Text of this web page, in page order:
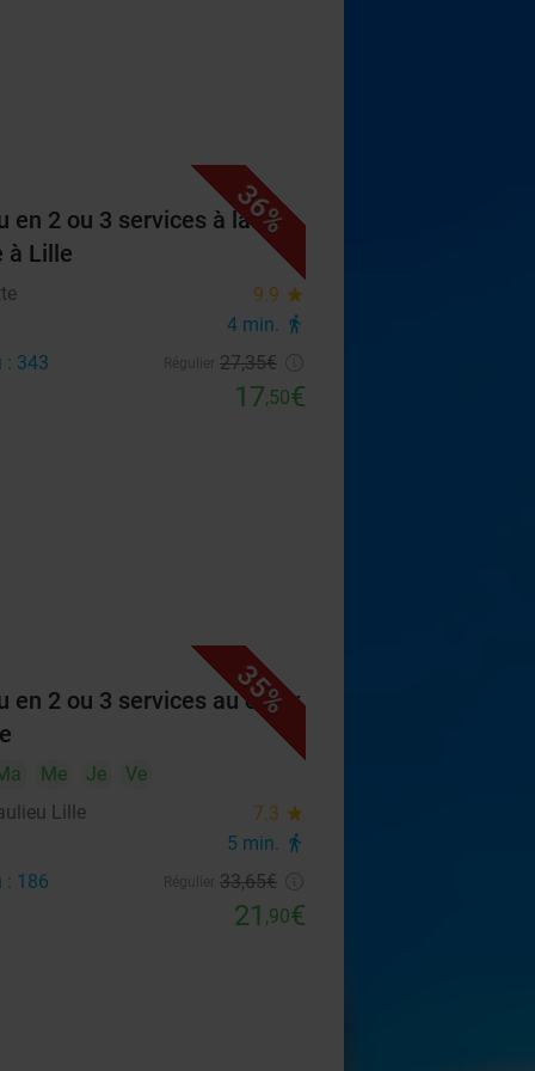
36%
en 2 ou 3 services à la
à Lille
9.9 star
4 min. directions_walk
: 343 27,35€
17,50€
35%
en 2 ou 3 services au choix
Me Je
Ve
Lille
7.3 star
5 min. directions_walk
: 186 33,65€
21 ,90€